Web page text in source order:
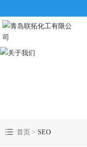
首页 SEO